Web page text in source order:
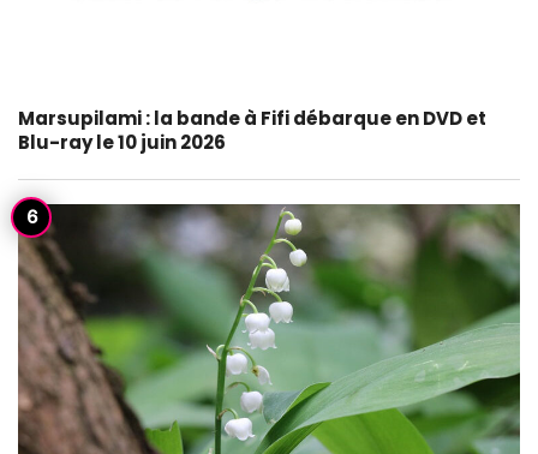
Marsupilami : la bande à Fifi débarque en DVD et
Blu-ray le 10 juin 2026